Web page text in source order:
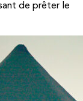
de prêter le